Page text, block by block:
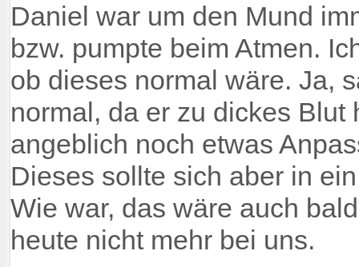
Daniel war um den Mund
bzw. pumpte beim Atmen.
ob dieses normal wäre. Ja,
normal, da er zu dickes Blut
angeblich noch etwas
Dieses sollte sich aber in
Wie war, das wäre auch
heute nicht mehr bei uns.